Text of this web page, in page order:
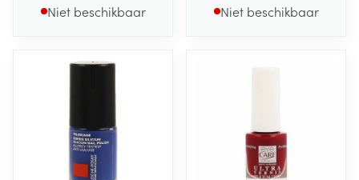
Niet beschikbaar Niet beschikbaar